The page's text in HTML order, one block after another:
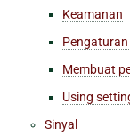
Keamanan
Membuat
Using
Sinyal